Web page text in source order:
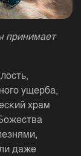
принимает
ущерба,
храм
даже